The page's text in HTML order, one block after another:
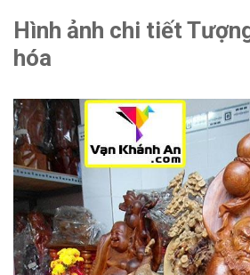
Hình ảnh chi tiết
hóa